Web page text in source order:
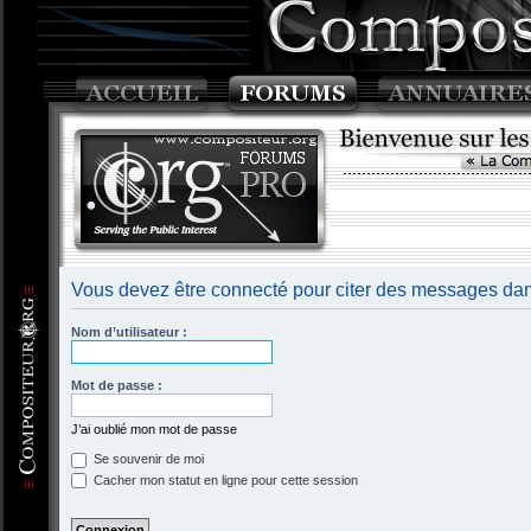
Vous devez être connecté pour citer des messages
Nom d’utilisateur :
Mot de passe :
J’ai oublié mon mot de passe
Se souvenir de moi
Cacher mon statut en ligne pour cette session